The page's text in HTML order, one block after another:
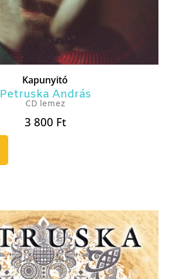
Kapunyitó
Petruska András
CD lemez
3 800 Ft